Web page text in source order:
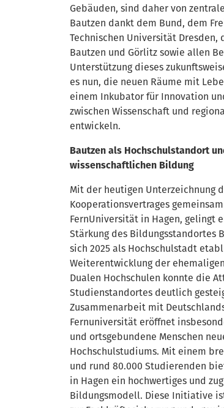
Gebäuden, sind daher von
Bautzen dankt dem Bund, dem
Technischen Universität Dresden,
Bautzen und Görlitz sowie allen
Unterstützung dieses
es nun, die neuen Räume mit
einem Inkubator für Innovation
zwischen Wissenschaft und
entwickeln.
Bautzen als Hochschulstandort
wissenschaftlichen Bildung
Mit der heutigen Unterzeichnung
Kooperationsvertrages
FernUniversität in Hagen, gelingt
Stärkung des Bildungsstandortes
sich 2025 als Hochschulstadt
Weiterentwicklung der
Dualen Hochschulen konnte die
Studienstandortes deutlich
Zusammenarbeit mit
Fernuniversität eröffnet
und ortsgebundene Menschen
Hochschulstudiums. Mit einem
und rund 80.000 Studierenden
in Hagen ein hochwertiges und
Bildungsmodell. Diese Initiative